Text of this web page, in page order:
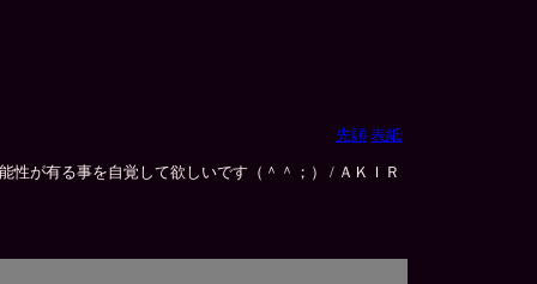
先頭 表紙
が有る事を自覚して欲しいです（＾＾；） / ＡＫＩＲ